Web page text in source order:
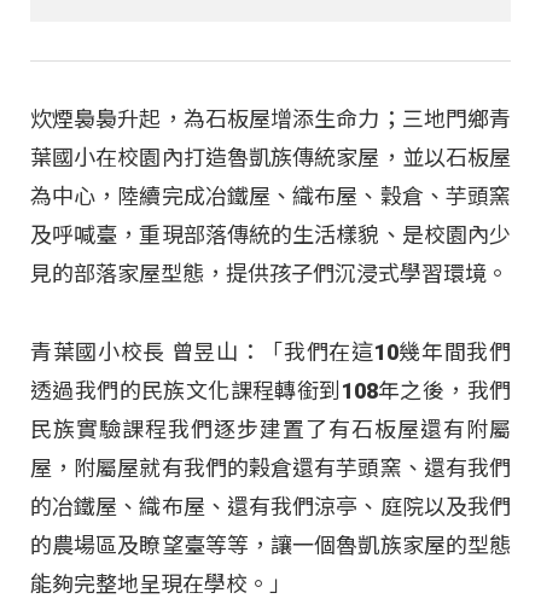
炊煙裊裊升起，為石板屋增添生命力；三地門鄉青
葉國小在校園內打造魯凱族傳統家屋，並以石板屋
為中心，陸續完成冶鐵屋、織布屋、穀倉、芋頭窯
及呼喊臺，重現部落傳統的生活樣貌、是校園內少
見的部落家屋型態，提供孩子們沉浸式學習環境。
青葉國小校長 曾昱山：「我們在這10幾年間我們
透過我們的民族文化課程轉銜到108年之後，我們
民族實驗課程我們逐步建置了有石板屋還有附屬
屋，附屬屋就有我們的榖倉還有芋頭窯、還有我們
的冶鐵屋、織布屋、還有我們涼亭、庭院以及我們
的農場區及瞭望臺等等，讓一個魯凱族家屋的型態
能夠完整地呈現在學校。」